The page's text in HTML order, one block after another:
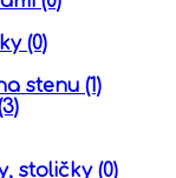
(0)
stenu (1)
stoličky (0)